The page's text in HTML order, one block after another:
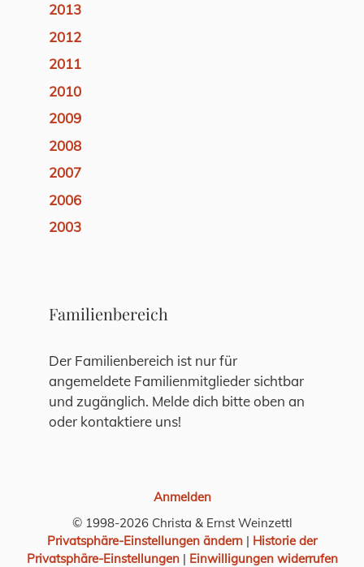
2013
2012
2011
2010
2009
2008
2007
2006
2003
Familienbereich
Der Familienbereich ist nur für
angemeldete Familienmitglieder sichtbar
und zugänglich. Melde dich bitte oben an
oder kontaktiere uns!
Anmelden
© 1998-2026 Christa & Ernst Weinzettl
Privatsphäre-Einstellungen ändern | Historie der
Privatsphäre-Einstellungen| Einwilligungen widerrufen